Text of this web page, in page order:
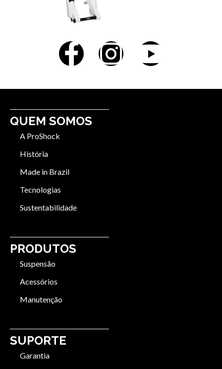
QUEM SOMOS
A ProShock
História
Made in Brazil
Tecnologias
Sustentabilidade
PRODUTOS
Suspensão
Acessórios
Manutenção
SUPORTE
Garantia